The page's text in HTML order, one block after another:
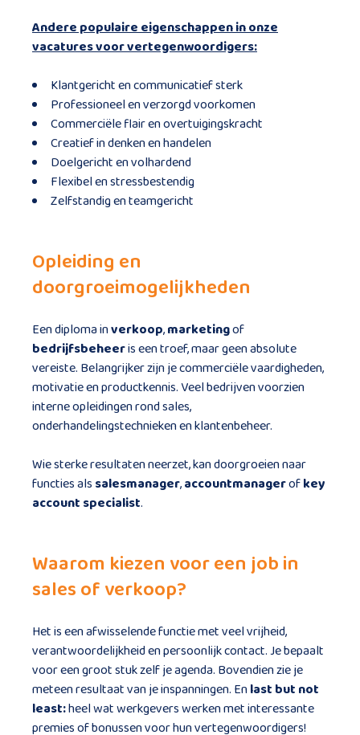
Andere populaire eigenschappen in onze
vacatures voor vertegenwoordigers:
Klantgericht en communicatief sterk
Professioneel en verzorgd voorkomen
Commerciële flair en overtuigingskracht
Creatief in denken en handelen
Doelgericht en volhardend
Flexibel en stressbestendig
Zelfstandig en teamgericht
Opleiding en
doorgroeimogelijkheden
Een diploma inverkoop,marketingof
bedrijfsbeheeris een troef, maar geen absolute
vereiste. Belangrijker zijn je commerciële vaardigheden,
motivatie en productkennis. Veel bedrijven voorzien
interne opleidingen rond sales,
onderhandelingstechnieken en klantenbeheer.
Wie sterke resultaten neerzet, kan doorgroeien naar
functies als salesmanager,accountmanagerofkey
account specialist.
Waarom kiezen voor een job in
sales of verkoop?
Het is een afwisselende functie met veel vrijheid,
verantwoordelijkheid en persoonlijk contact. Je bepaalt
voor een groot stuk zelf je agenda. Bovendien zie je
meteen resultaat van je inspanningen. Enlast but not
least:heel wat werkgevers werken met interessante
premies of bonussen voor hun vertegenwoordigers!